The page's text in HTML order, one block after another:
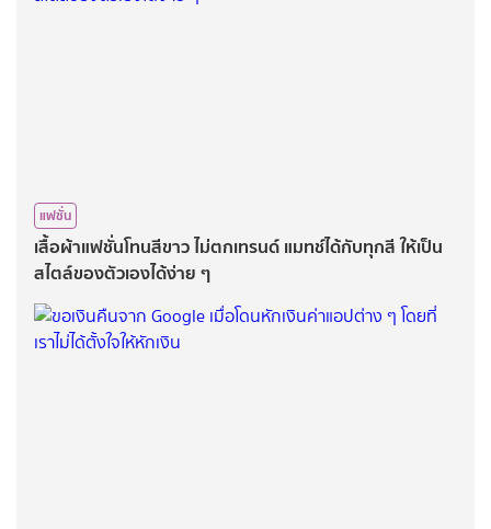
แฟชั่น
เสื้อผ้าแฟชั่นโทนสีขาว ไม่ตกเทรนด์ แมทช์ได้กับทุกสี ให้เป็น
สไตล์ของตัวเองได้ง่าย ๆ